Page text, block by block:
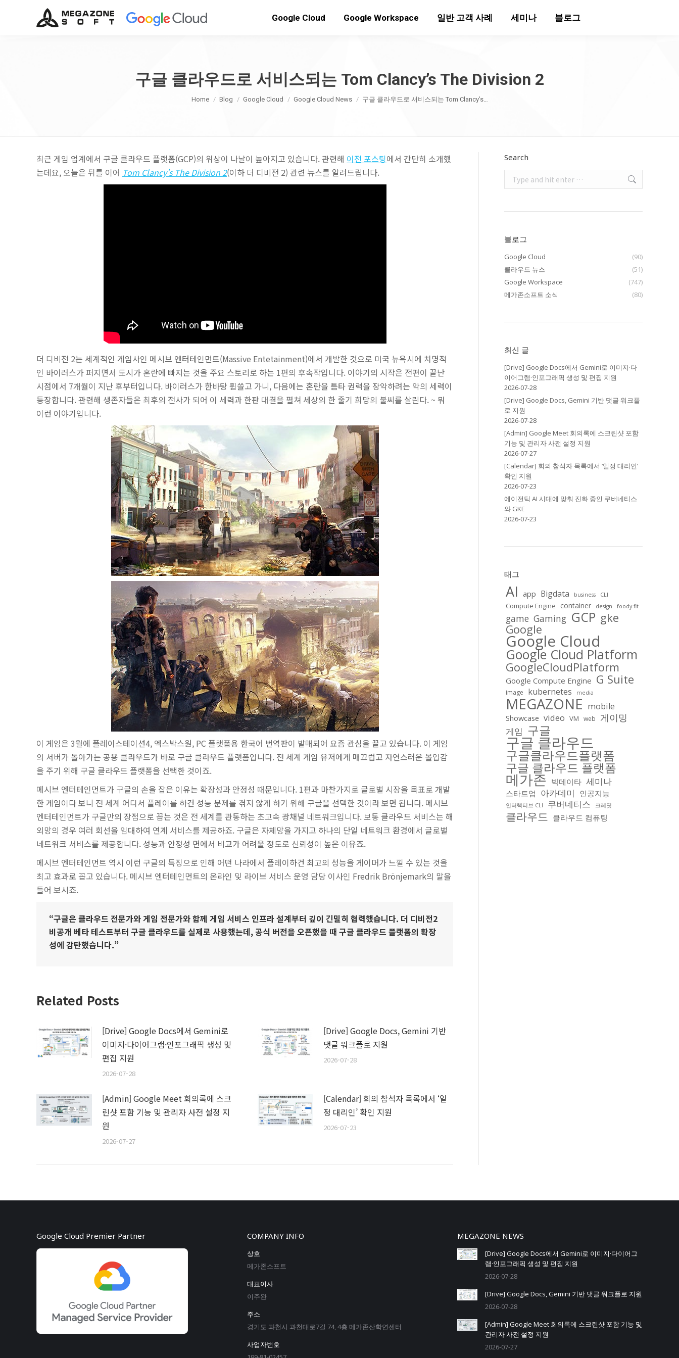
Google Cloud Google Workspace 일반 고객 사례 세미나 블로그
구글 클라우드로 서비스되는 Tom Clancy’s The Division 2
You are here:
Home Blog Google Cloud Google Cloud News 구글 클라우드로 서비스되는 Tom Clancy’s…
최근 게임 업계에서 구글 클라우드 플랫폼(GCP)의 위상이 나날이 높아지고 있습니다. 관련해 이전 포스팅에서 간단히 소개했
는데요, 오늘은 뒤를 이어 Tom Clancy’s The Division 2(이하 더 디비전 2) 관련 뉴스를 알려드립니다.
더 디비전 2는 세계적인 게임사인 메시브 엔터테인먼트(Massive Entetainment)에서 개발한 것으로 미국 뉴욕시에 치명적
인 바이러스가 퍼지면서 도시가 혼란에 빠지는 것을 주요 스토리로 하는 1편의 후속작입니다. 이야기의 시작은 전편이 끝난
시점에서 7개월이 지난 후부터입니다. 바이러스가 한바탕 휩쓸고 가니, 다음에는 혼란을 틈타 권력을 장악하려는 악의 세력이
등장합니다. 관련해 생존자들은 최후의 전사가 되어 이 세력과 한판 대결을 펼쳐 세상의 한 줄기 희망의 불씨를 살린다. ~ 뭐
이런 이야기입니다.
이 게임은 3월에 플레이스테이션4, 엑스박스원, PC 플랫폼용 한국어 번역판이 발매되어 요즘 관심을 끌고 있습니다. 이 게임
의 서버가 돌아가는 공용 클라우드가 바로 구글 클라우드 플랫폼입니다. 전 세계 게임 유저에게 매끄럽고 자연스러운 몰입감
을 주기 위해 구글 클라우드 플랫폼을 선택한 것이죠.
메시브 엔터테인먼트가 구글의 손을 잡은 이유는 확장성과 안정성 때문입니다. 1편과 마찬가지로 글로벌 시장을 목표로 개발
한 게임이다 보니 전 세계 어디서 플레이를 하건 성능 문제를 겪지 않게 하기 위해 구글을 선택한 것이라 보면 됩니다. 메시브
엔터테인먼트가 구글만의 장점으로 꼽는 것은 전 세계를 관통하는 초고속 광채널 네트워크입니다. 보통 클라우드 서비스는 해
외망의 경우 여러 회선을 임대하여 연계 서비스를 제공하죠. 구글은 자체망을 가지고 하나의 단일 네트워크 환경에서 글로벌
네트워크 서비스를 제공합니다. 성능과 안정성 면에서 비교가 어려울 정도로 신뢰성이 높은 이유죠.
메시브 엔터테인먼트 역시 이런 구글의 특징으로 인해 어떤 나라에서 플레이하건 최고의 성능을 게이머가 느낄 수 있는 것을
최고 효과로 꼽고 있습니다. 메시브 엔터테인먼트의 온라인 및 라이브 서비스 운영 담당 이사인 Fredrik Brönjemark의 말을
들어 보시죠.
“구글은 클라우드 전문가와 게임 전문가와 함께 게임 서비스 인프라 설계부터 깊이 긴밀히 협력했습니다. 더 디비전2
비공개 베타 테스트부터 구글 클라우드를 실제로 사용했는데, 공식 버전을 오픈했을 때 구글 클라우드 플랫폼의 확장
성에 감탄했습니다.”
Related Posts
[Drive] Google Docs에서 Gemini로
이미지·다이어그램·인포그래픽 생성 및
편집 지원
2026-07-28
[Drive] Google Docs, Gemini 기반
댓글 워크플로 지원
2026-07-28
[Admin] Google Meet 회의록에 스크
린샷 포함 기능 및 관리자 사전 설정 지
원
2026-07-27
[Calendar] 회의 참석자 목록에서 ‘일
정 대리인’ 확인 지원
2026-07-23
Search
블로그
Google Cloud
(90)
클라우드 뉴스
(51)
Google Workspace
(747)
메가존소프트 소식
(80)
최신 글
[Drive] Google Docs에서 Gemini로 이미지·다
이어그램·인포그래픽 생성 및 편집 지원
2026-07-28
[Drive] Google Docs, Gemini 기반 댓글 워크플
로 지원
2026-07-28
[Admin] Google Meet 회의록에 스크린샷 포함
기능 및 관리자 사전 설정 지원
2026-07-27
[Calendar] 회의 참석자 목록에서 ‘일정 대리인’
확인 지원
2026-07-23
에이전틱 AI 시대에 맞춰 진화 중인 쿠버네티스
와 GKE
2026-07-23
태그
AI app Bigdata business CLI
Compute Engine container design foody-fit
game Gaming GCP gke
Google
Google Cloud
Google Cloud Platform
GoogleCloudPlatform
Google Compute Engine G Suite
image kubernetes media
MEGAZONE mobile
Showcase video VM web
게이밍
게임 구글
구글 클라우드
구글클라우드플랫폼
구글 클라우드 플랫폼
메가존 빅데이타 세미나
스타트업 아카데미 인공지능
인터랙티브 CLI 쿠버네티스 크레딧
클라우드 클라우드 컴퓨팅
Google Cloud Premier Partner COMPANY INFO
상호
메가존소프트
대표이사
이주완
주소
경기도 과천시 과천대로7길 74, 4층 메가존산학연센터
사업자번호
MEGAZONE NEWS
[Drive] Google Docs에서 Gemini로 이미지·다이어그
램·인포그래픽 생성 및 편집 지원
2026-07-28
[Drive] Google Docs, Gemini 기반 댓글 워크플로 지원
2026-07-28
[Admin] Google Meet 회의록에 스크린샷 포함 기능 및
관리자 사전 설정 지원
2026-07-27